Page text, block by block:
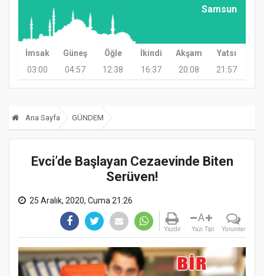
Samsun
İmsak Güneş Öğle İkindi Akşam
Yatsı
03:00
04:57 12:38 16:37 20:08 21:57
Ana Sayfa GÜNDEM
Evci’de Başlayan Cezaevinde Biten
Serüven!
25 Aralık, 2020, Cuma 21:26
Yazdır
A
Yazı Tipi Yorumlar